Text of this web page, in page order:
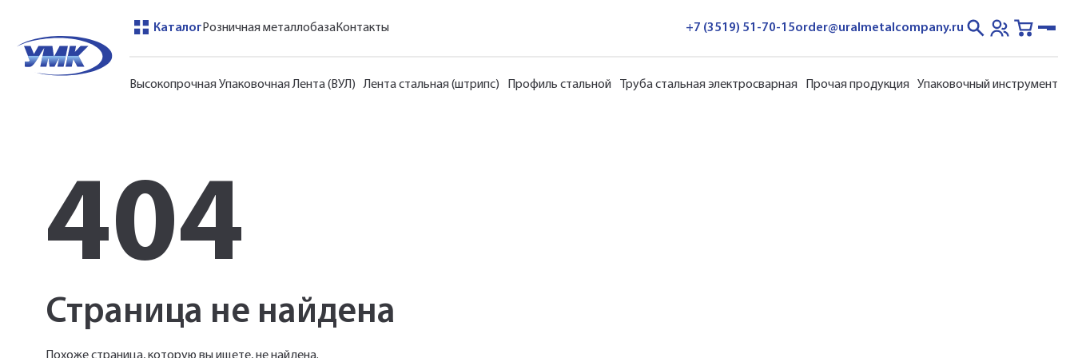
Каталог Розничная металлобазаКонтакты +7 (3519) 51-70-15order@uralmetalcompany.ru
Высокопрочная Упаковочная Лента (ВУЛ) Лента стальная (штрипс) Профиль стальной Труба стальная электросварная Прочая продукция Упаковочный инструмент
404
Страница не найдена
менеджер поможет сформировать Ваш заказ и рассчитать
Наименование и количество интересуемой продукции.
Имя*